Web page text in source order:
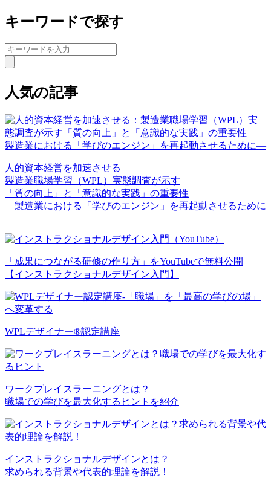
キーワードで探す
人気の記事
人的資本経営を加速させる
製造業職場学習（WPL）実態調査が示す
「質の向上」と「意識的な実践」の重要性
—製造業における「学びのエンジン」を再起動させるために
—
「成果につながる研修の作り方」をYouTubeで無料公開
【インストラクショナルデザイン入門】
WPLデザイナー®認定講座
ワークプレイスラーニングとは？
職場での学びを最大化するヒントを紹介
インストラクショナルデザインとは？
求められる背景や代表的理論を解説！